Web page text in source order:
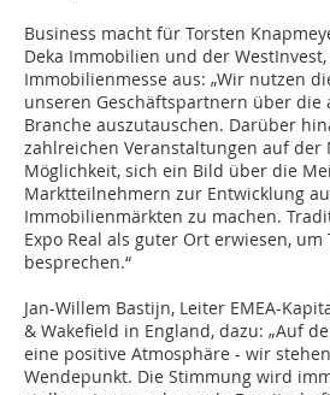
Business macht für Torsten
Deka Immobilien und der
Immobilienmesse aus: „Wir nutzen
unseren Geschäftspartnern über die
Branche auszutauschen. Darüber
zahlreichen Veranstaltungen auf der
Möglichkeit, sich ein Bild über die
Marktteilnehmern zur Entwicklung
Immobilienmärkten zu machen.
Expo Real als guter Ort erwiesen, um
besprechen.“
Jan-Willem Bastijn, Leiter EMEA-
& Wakefield in England, dazu: „Auf
eine positive Atmosphäre - wir
Wendepunkt. Die Stimmung wird